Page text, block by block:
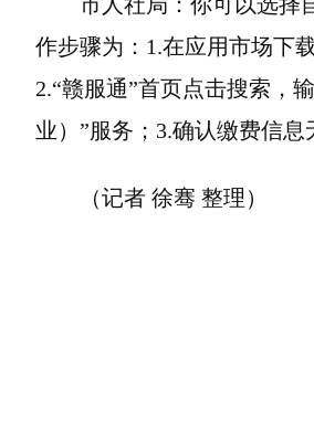
作步骤为：1.在应用市场下
2.“赣服通”首页点击搜索，
业）”服务；3.确认缴费信息
（记者 徐骞 整理）